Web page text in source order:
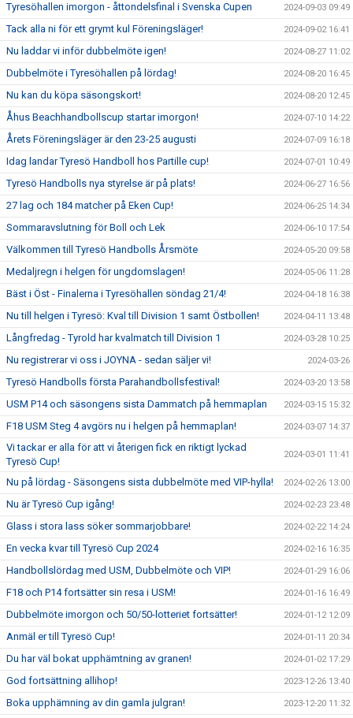
Tyresöhallen imorgon - åttondelsfinal i Svenska Cupen 2024-09-03 09:49
Tack alla ni för ett grymt kul Föreningsläger! 2024-09-02 16:41
Nu laddar vi inför dubbelmöte igen! 2024-08-27 11:02
Dubbelmöte i Tyresöhallen på lördag! 2024-08-20 16:45
Nu kan du köpa säsongskort! 2024-08-20 12:45
Åhus Beachhandbollscup startar imorgon! 2024-07-10 14:22
Årets Föreningsläger är den 23-25 augusti 2024-07-09 16:18
Idag landar Tyresö Handboll hos Partille cup! 2024-07-01 10:49
Tyresö Handbolls nya styrelse är på plats! 2024-06-27 16:56
27 lag och 184 matcher på Eken Cup! 2024-06-25 14:34
Sommaravslutning för Boll och Lek 2024-06-10 17:54
Välkommen till Tyresö Handbolls Årsmöte 2024-05-20 09:58
Medaljregn i helgen för ungdomslagen! 2024-05-06 11:28
Bäst i Öst - Finalerna i Tyresöhallen söndag 21/4! 2024-04-18 16:38
Nu till helgen i Tyresö: Kval till Division 1 samt Östbollen! 2024-04-11 13:48
Långfredag - Tyrold har kvalmatch till Division 1 2024-03-28 10:25
Nu registrerar vi oss i JOYNA - sedan säljer vi! 2024-03-26
Tyresö Handbolls första Parahandbollsfestival! 2024-03-20 13:58
USM P14 och säsongens sista Dammatch på hemmaplan 2024-03-15 15:32
F18 USM Steg 4 avgörs nu i helgen på hemmaplan! 2024-03-07 14:37
Vi tackar er alla för att vi återigen fick en riktigt lyckad
Tyresö Cup!
2024-03-01 11:41
Nu på lördag - Säsongens sista dubbelmöte med VIP-hylla! 2024-02-26 13:00
Nu är Tyresö Cup igång! 2024-02-23 23:48
Glass i stora lass söker sommarjobbare! 2024-02-22 14:24
En vecka kvar till Tyresö Cup 2024 2024-02-16 16:35
Handbollslördag med USM, Dubbelmöte och VIP! 2024-01-29 16:06
F18 och P14 fortsätter sin resa i USM! 2024-01-16 16:49
Dubbelmöte imorgon och 50/50-lotteriet fortsätter! 2024-01-12 12:09
Anmäl er till Tyresö Cup! 2024-01-11 20:34
Du har väl bokat upphämtning av granen! 2024-01-02 17:29
God fortsättning allihop! 2023-12-26 13:40
Boka upphämning av din gamla julgran! 2023-12-20 11:32